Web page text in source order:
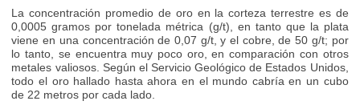
La concentración promedio de oro en la corteza terrestre es de
0,0005 gramos por tonelada métrica (g/t), en tanto que la plata
viene en una concentración de 0,07 g/t, y el cobre, de 50 g/t; por
lo tanto, se encuentra muy poco oro, en comparación con otros
metales valiosos. Según el Servicio Geológico de Estados Unidos,
todo el oro hallado hasta ahora en el mundo cabría en un cubo
de 22 metros por cada lado.